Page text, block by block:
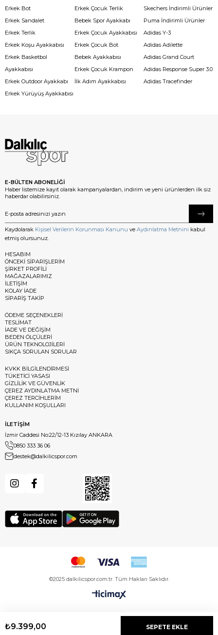
Erkek Bot
Erkek Sandalet
Erkek Terlik
Erkek Koşu Ayakkabısı
Erkek Basketbol
Ayakkabısı
Erkek Outdoor Ayakkabı
Erkek Yürüyüş Ayakkabısı
Erkek Çocuk Terlik
Bebek Spor Ayakkabı
Erkek Çocuk Ayakkabısı
Erkek Çocuk Bot
Bebek Ayakkabısı
Erkek Çocuk Krampon
İlk Adım Ayakkabısı
Skechers İndirimli Ürünler
Puma İndirimli Ürünler
Adidas Y-3
Adidas Adilette
Adidas Grand Court
Adidas Response Super 3.0
Adidas Tracefinder
E-BÜLTEN ABONELİĞİ
Haber listemize kayıt olarak kampanyalardan, indirim ve yeni ürünlerden ilk siz
haberdar olabilirsiniz.
Kaydolarak Kişisel Verilerin Korunması Kanunu ve Aydınlatma Metnini kabul
etmiş olursunuz.
HESABIM
ÖNCEKİ SİPARİŞLERİM
ŞİRKET PROFİLİ
MAĞAZALARIMIZ
İLETİŞİM
KOLAY İADE
SİPARİŞ TAKİP
ÖDEME SEÇENEKLERİ
TESLİMAT
İADE VE DEĞİŞİM
BEDEN ÖLÇÜLERİ
ÜRÜN TEKNOLOJİLERİ
SIKÇA SORULAN SORULAR
KVKK BİLGİLENDİRMESİ
TÜKETİCİ YASASI
GİZLİLİK VE GÜVENLİK
ÇEREZ AYDINLATMA METNİ
ÇEREZ TERCİHLERİM
KULLANIM KOŞULLARI
İLETİŞİM
İzmir Caddesi No:22/12-13 Kızılay ANKARA
0850 333 36 06
destek@dalkilicspor.com
©2025 dalkilicspor.com.tr. Tüm Hakları Saklıdır.
₺9.399,00